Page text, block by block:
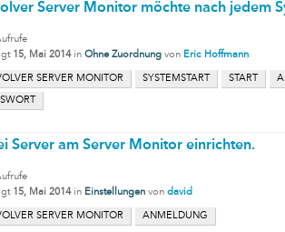
Server Monitor möchte nach jedem
15, Mai 2014 in Ohne Zuordnung von Eric Hoffmann
SERVER MONITOR SYSTEMSTART START
Server am Server Monitor einrichten.
15, Mai 2014 in Einstellungen von david
SERVER MONITOR ANMELDUNG